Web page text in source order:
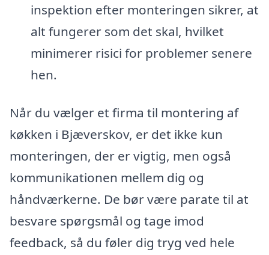
inspektion efter monteringen sikrer, at
alt fungerer som det skal, hvilket
minimerer risici for problemer senere
hen.
Når du vælger et firma til montering af
køkken i Bjæverskov, er det ikke kun
monteringen, der er vigtig, men også
kommunikationen mellem dig og
håndværkerne. De bør være parate til at
besvare spørgsmål og tage imod
feedback, så du føler dig tryg ved hele